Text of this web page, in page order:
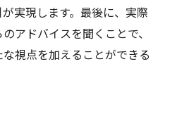
実現します。最後に、実際
アドバイスを聞くことで、
視点を加えることができる